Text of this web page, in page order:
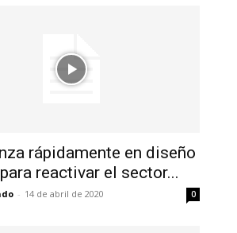
rápidamente en diseño
reactivar el sector...
- 14 de abril de 2020 0